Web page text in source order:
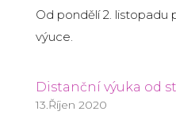
Od pondělí 2. listopadu
výuce.
Distanční výuka od
13.Říjen 2020